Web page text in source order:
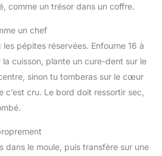
comme un trésor dans un coffre.
un chef
pépites réservées. Enfourne 16 à
la cuisson, plante un cure-dent sur le
sinon tu tomberas sur le cœur
cru. Le bord doit ressortir sec,
dans le moule, puis transfère sur une